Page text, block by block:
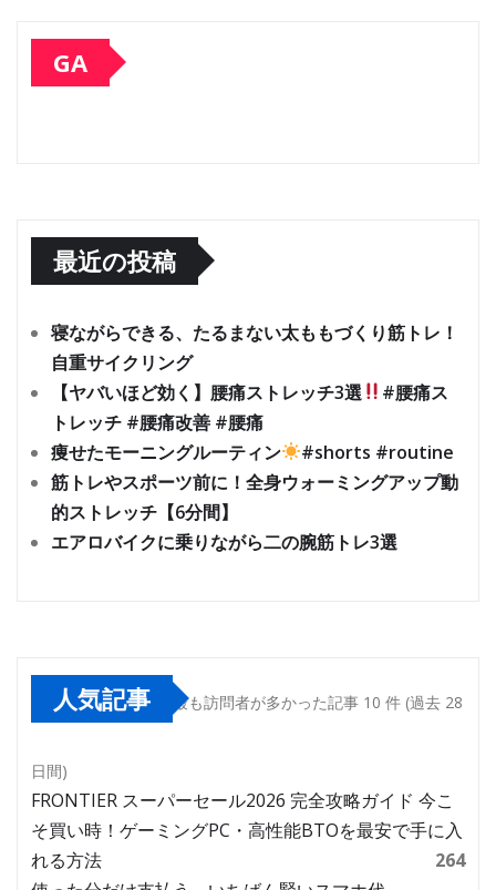
GA
最近の投稿
寝ながらできる、たるまない太ももづくり筋トレ！
自重サイクリング
【ヤバいほど効く】腰痛ストレッチ3選
#腰痛ス
トレッチ #腰痛改善 #腰痛
痩せたモーニングルーティン
#shorts #routine
筋トレやスポーツ前に！全身ウォーミングアップ動
的ストレッチ【6分間】
エアロバイクに乗りながら二の腕筋トレ3選
人気記事 最も訪問者が多かった記事 10 件 (過去 28
日間)
FRONTIER スーパーセール2026 完全攻略ガイド 今こ
そ買い時！ゲーミングPC・高性能BTOを最安で手に入
れる方法
264